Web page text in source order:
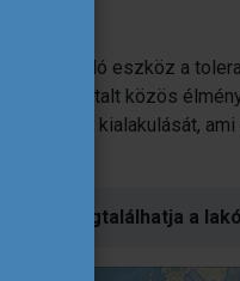
kiváló eszköz a
megtapasztalt közös
empátia kialakulását,
megtalálhatja a